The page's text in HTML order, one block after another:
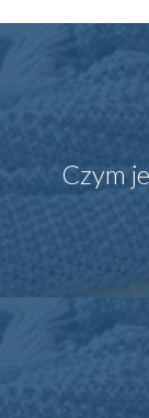
Czym